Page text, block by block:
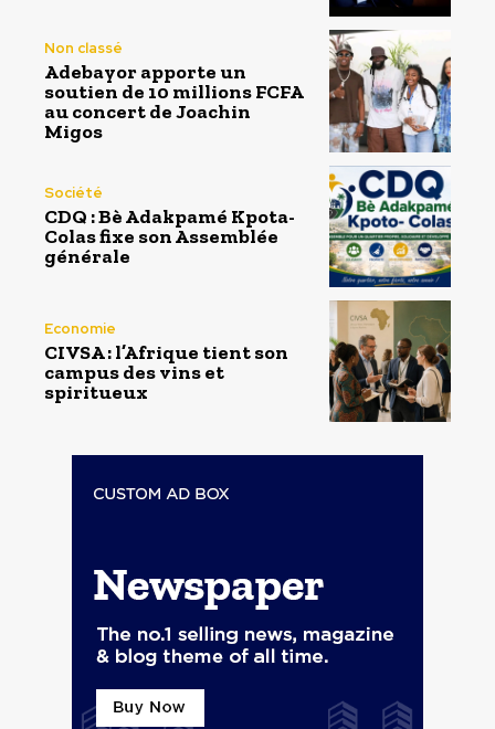
Non classé
Adebayor apporte un
soutien de 10 millions FCFA
au concert de Joachin
Migos
Société
CDQ : Bè Adakpamé Kpota-
Colas fixe son Assemblée
générale
Economie
CIVSA : l’Afrique tient son
campus des vins et
spiritueux